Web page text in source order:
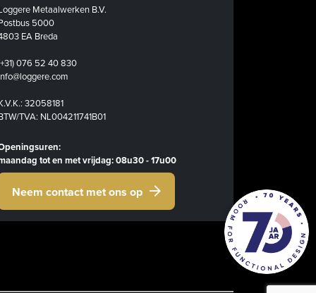
Metaalwerken B.V.
5000
EA Breda
076 52 40 830
32058181
TVA: NL004211741B01
tot en met vrijdag: 08u30 - 17u00
Neem contact met ons op